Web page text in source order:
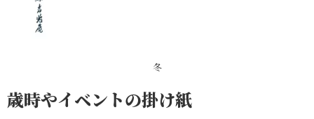
冬
歳時やイベントの掛け紙